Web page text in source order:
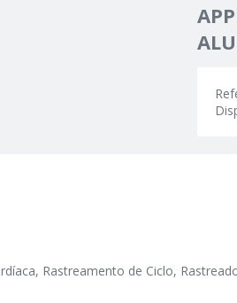
Rastreamento de Ciclo,